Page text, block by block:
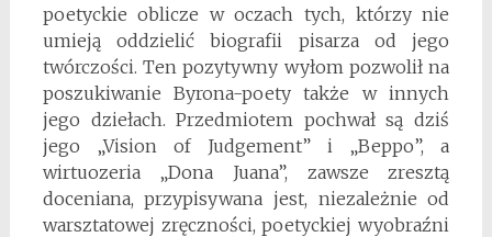
poetyckie oblicze w oczach tych, którzy nie
umieją oddzielić biografii pisarza od jego
twórczości. Ten pozytywny wyłom pozwolił na
poszukiwanie Byrona-poety także w innych
jego dziełach. Przedmiotem pochwał są dziś
jego „Vision of Judgement” i „Beppo”, a
wirtuozeria „Dona Juana”, zawsze zresztą
doceniana, przypisywana jest, niezależnie od
warsztatowej zręczności, poetyckiej wyobraźni